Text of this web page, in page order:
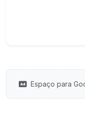
Espaço para